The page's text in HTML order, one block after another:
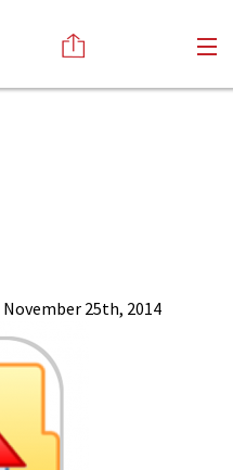
November 25th, 2014